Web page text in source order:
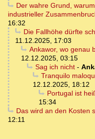
Der wahre Grund,
industrieller
16:32
Die Fallhöhe dürfte
11.12.2025, 17:03
Ankawor, wo genau
12.12.2025, 03:15
Sag ich nicht-
Tranquilo
12.12.2025, 18:12
Portugal ist
15:34
Das wird an den Kosten
12:11